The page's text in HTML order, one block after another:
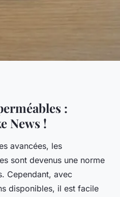
:
news !
min de lecture
:
News !
avancées, les
sont devenus une norme
Cependant, avec
disponibles, il est facile